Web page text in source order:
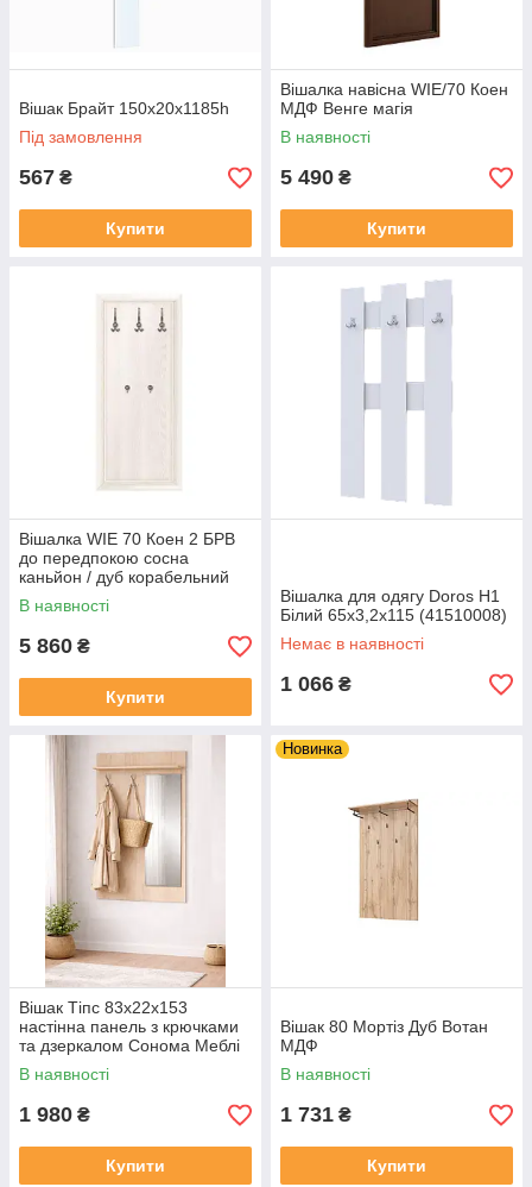
Вішак Брайт 150х20х1185h
Під замовлення
567 ₴
Купити
Вішалка навісна WIE/70 Коен
МДФ Венге магія
В наявності
5 490 ₴
Купити
Вішалка WIE 70 Коен 2 БРВ
до передпокою сосна
каньйон / дуб корабельний
В наявності
5 860 ₴
Купити
Вішалка для одягу Doros Н1
Білий 65х3,2х115 (41510008)
Немає в наявності
1 066 ₴
Вішак Тіпс 83х22х153
настінна панель з крючками
та дзеркалом Сонома Меблі
Сервіс
В наявності
1 980 ₴
Купити
Новинка
Вішак 80 Мортіз Дуб Вотан
МДФ
В наявності
1 731 ₴
Купити